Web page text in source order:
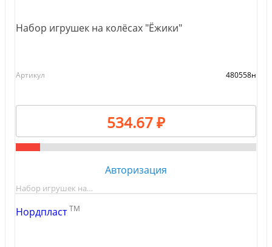
Набор игрушек на колёсах "Ёжики"
Артикул 480558н
534.67 ₽
Авторизация
Набор игрушек на…
НордпластTM